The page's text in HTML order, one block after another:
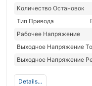
Количество Остановок
Тип Привода
Рабочее Напряжение
Выходное Напряжение
Выходное Напряжение
Details...